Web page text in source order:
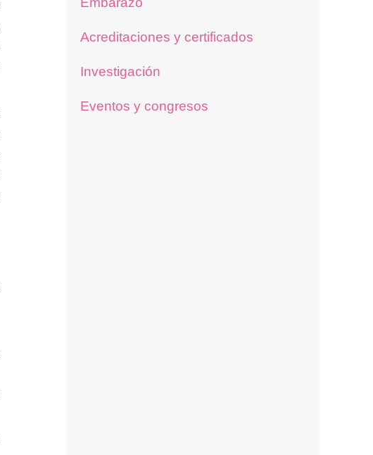
Acreditaciones y certificados
Investigación
Eventos y congresos